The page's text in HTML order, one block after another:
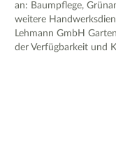
an: Baumpflege,
weitere
Lehmann GmbH
der Verfügbarkeit und